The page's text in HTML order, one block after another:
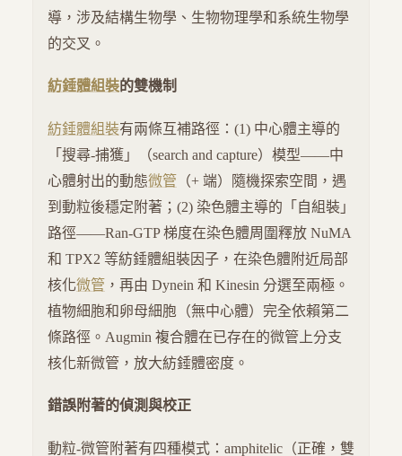
導，涉及結構生物學、生物物理學和系統生物學
的交叉。
紡錘體組裝的雙機制
紡錘體組裝有兩條互補路徑：(1) 中心體主導的
「搜尋-捕獲」（search and capture）模型——中
心體射出的動態微管 （+ 端）隨機探索空間，遇
到動粒後穩定附著；(2) 染色體主導的「自組裝」
路徑——Ran-GTP 梯度在染色體周圍釋放 NuMA
和 TPX2 等紡錘體組裝因子，在染色體附近局部
核化微管 ，再由 Dynein 和 Kinesin 分選至兩極。
植物細胞和卵母細胞（無中心體）完全依賴第二
條路徑。Augmin 複合體在已存在的微管上分支
核化新微管，放大紡錘體密度。
錯誤附著的偵測與校正
動粒-微管附著有四種模式：amphitelic（正確，雙